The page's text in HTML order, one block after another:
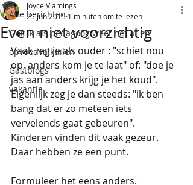
Alle berichten
Ook ik als pedagoog weet het af en
opvoedvalkuilen
Gastblogs
vakantie
Even niet voorzichtig
Joyce Vlamings
25 jun 2015 1 minuten om te lezen
Vaak zeg je als ouder : "schiet nou
op, anders kom je te laat" of: "doe je
jas aan anders krijg je het koud".
Eigenlijk zeg je dan steeds: "ik ben
bang dat er zo meteen iets
vervelends gaat gebeuren".
Kinderen vinden dit vaak gezeur.
Daar hebben ze een punt.
Formuleer het eens anders.